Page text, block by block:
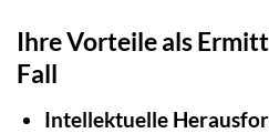
Ihre Vorteile als
Fall
Intellektuelle